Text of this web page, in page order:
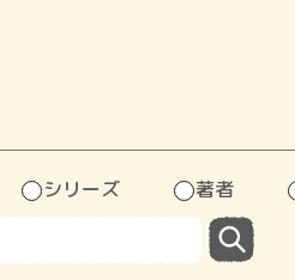
シリーズ 著者